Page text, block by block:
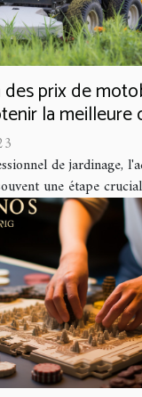
prix de
la meilleure
de jardinage,
une étape